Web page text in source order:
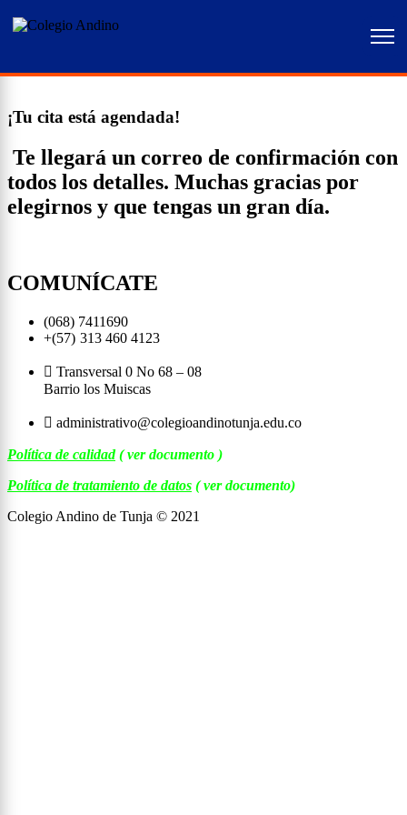
¡Tu cita está agendada!
Te llegará un correo de confirmación con
todos los detalles. Muchas gracias por
elegirnos y que tengas un gran día.
COMUNÍCATE
(068) 7411690
+(57) 313 460 4123
Transversal 0 No 68 – 08
Barrio los Muiscas
administrativo@colegioandinotunja.edu.co
Política de calidad( ver documento )
Política de tratamiento de datos ( ver documento)
Colegio Andino de Tunja © 2021